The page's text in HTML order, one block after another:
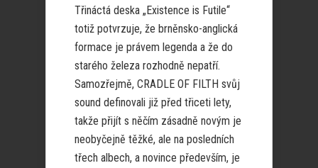
Třináctá deska „Existence is Futile“
totiž potvrzuje, že brněnsko-anglická
formace je právem legenda a že do
starého železa rozhodně nepatří.
Samozřejmě, CRADLE OF FILTH svůj
sound definovali již před třiceti lety,
takže přijít s něčím zásadně novým je
neobyčejně těžké, ale na posledních
třech albech, a novince především, je